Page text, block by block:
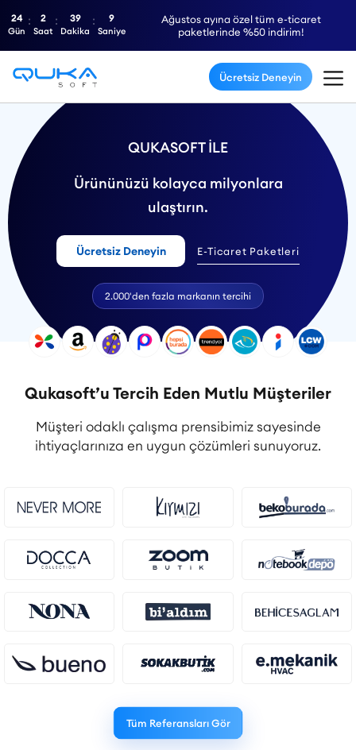
Ağustos ayına özel tüm e-ticaret
paketlerinde %50 indirim!
24
Gün
2
Saat
39
Dakika
8
Saniye
Ücretsiz Deneyin
QUKASOFT İLE
Ürününüzü kolayca milyonlara
ulaştırın.
Ücretsiz Deneyin E-Ticaret Paketleri
2.000'den fazla markanın tercihi
Qukasoft’u Tercih Eden Mutlu Müşteriler
Müşteri odaklı çalışma prensibimiz sayesinde
ihtiyaçlarınıza en uygun çözümleri sunuyoruz.
Tüm Referansları Gör